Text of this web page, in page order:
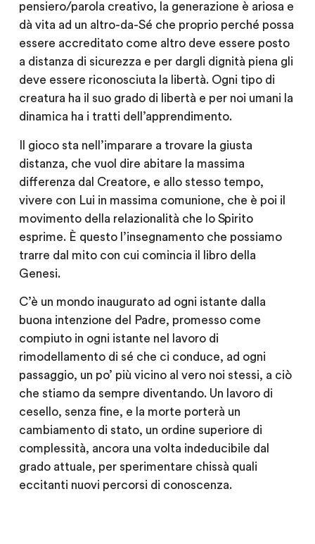
pensiero/parola creativo, la generazione è ariosa e
dà vita ad un altro-da-Sé che proprio perché possa
essere accreditato come altro deve essere posto
a distanza di sicurezza e per dargli dignità piena gli
deve essere riconosciuta la libertà. Ogni tipo di
creatura ha il suo grado di libertà e per noi umani la
dinamica ha i tratti dell’apprendimento.
Il gioco sta nell’imparare a trovare la giusta
distanza, che vuol dire abitare la massima
differenza dal Creatore, e allo stesso tempo,
vivere con Lui in massima comunione, che è poi il
movimento della relazionalità che lo Spirito
esprime. È questo l’insegnamento che possiamo
trarre dal mito con cui comincia il libro della
Genesi.
C’è un mondo inaugurato ad ogni istante dalla
buona intenzione del Padre, promesso come
compiuto in ogni istante nel lavoro di
rimodellamento di sé che ci conduce, ad ogni
passaggio, un po’ più vicino al vero noi stessi, a ciò
che stiamo da sempre diventando. Un lavoro di
cesello, senza fine, e la morte porterà un
cambiamento di stato, un ordine superiore di
complessità, ancora una volta indeducibile dal
grado attuale, per sperimentare chissà quali
eccitanti nuovi percorsi di conoscenza.